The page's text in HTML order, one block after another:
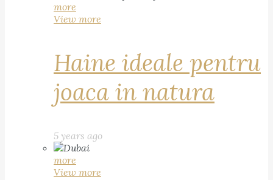
more
View more
Haine ideale pentru
joaca in natura
5 years ago
more
View more